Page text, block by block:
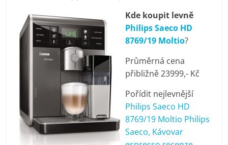
mobilní
telefony,
kávovary,
bazény
Nejlepší
elektronika
Kde koupit levně
Philips Saeco HD
8769/19 Moltio?
Průměrná cena
přibližně 23999,- Kč
Pořídit nejlevnější
Philips Saeco HD
8769/19 Moltio Philips
Saeco, Kávovar